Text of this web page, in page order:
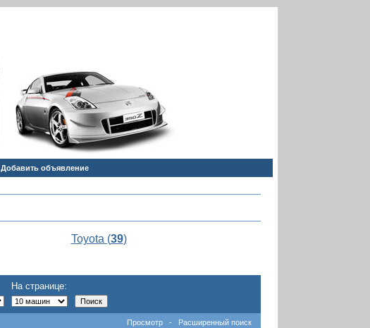
Добавить объявление
Toyota (39)
На странице:
Просмотр - Расширенный поиск